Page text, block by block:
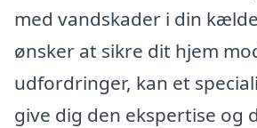
med vandskader i din
ønsker at sikre dit hjem
udfordringer, kan et
give dig den ekspertise og